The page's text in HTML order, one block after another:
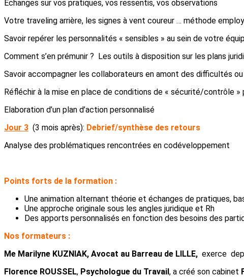
Echanges sur vos pratiques, vos ressentis, vos observations
Votre traveling arrière, les signes à vent coureur … méthode
Savoir repérer les personnalités « sensibles » au sein de votre
Comment s’en prémunir ? Les outils à disposition sur les plans
Savoir accompagner les collaborateurs en amont des difficultés
Réfléchir à la mise en place de conditions de « sécurité/contrôle »
Elaboration d’un plan d’action personnalisé
Jour 3 (3 mois après): Debrief/synthèse des retours
Analyse des problématiques rencontrées en codéveloppement
Points forts de la formation :
Une animation alternant théorie et échanges de pratiques,
Une approche originale sous les angles juridique et Rh
Des apports personnalisés en fonction des besoins des
Nos formateurs :
Me Marilyne KUZNIAK, Avocat au Barreau de LILLE, exerce
Florence ROUSSEL, Psychologue du Travail, a créé son cabinet